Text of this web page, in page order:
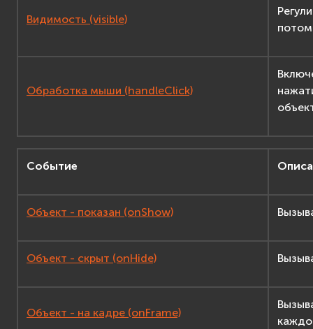
Видимость (visible)
Обработка мыши (handleClick)
Событие
Объект - показан (onShow)
Объект - скрыт (onHide)
Объект - на кадре (onFrame)